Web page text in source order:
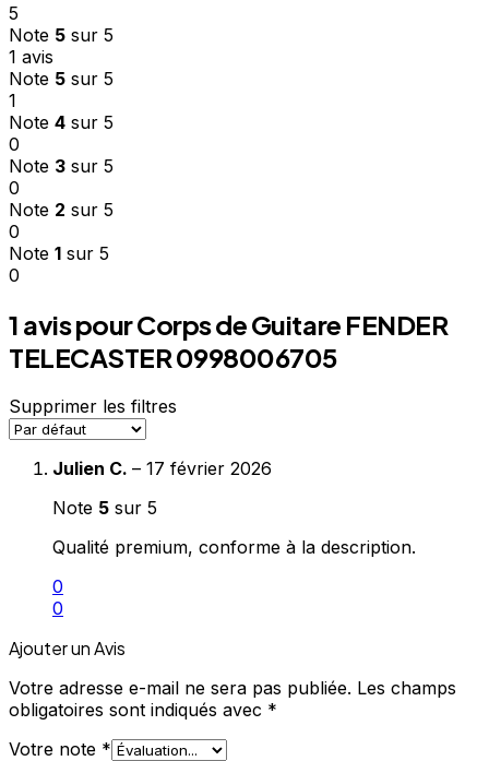
5
Note 5 sur 5
1 avis
Note 5 sur 5
1
Note 4 sur 5
0
Note 3 sur 5
0
Note 2 sur 5
0
Note 1 sur 5
0
1 avis pourCorps de Guitare FENDER
TELECASTER 0998006705
Supprimer les filtres
Julien C. – 17 février 2026
Note 5 sur 5
Qualité premium, conforme à la description.
0
0
Ajouter un Avis
Votre adresse e-mail ne sera pas publiée. Les champs
obligatoires sont indiqués avec *
Votre note *